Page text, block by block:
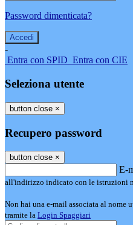
Password dimenticata?
-
Entra con SPID Entra con CIE
Seleziona utente
button close ×
Recupero password
button close ×
E-
all'indirizzo indicato con le istruzioni
Non hai una e-mail associata al nome
tramite la Login Spaggiari